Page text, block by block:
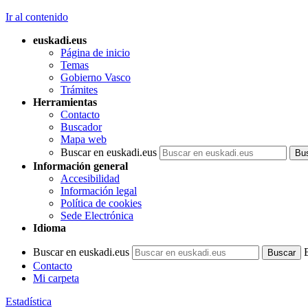
Ir al contenido
euskadi.eus
Página de inicio
Temas
Gobierno Vasco
Trámites
Herramientas
Contacto
Buscador
Mapa web
Buscar en euskadi.eus
Información general
Accesibilidad
Información legal
Política de cookies
Sede Electrónica
Idioma
Buscar en euskadi.eus
Contacto
Mi carpeta
Estadística